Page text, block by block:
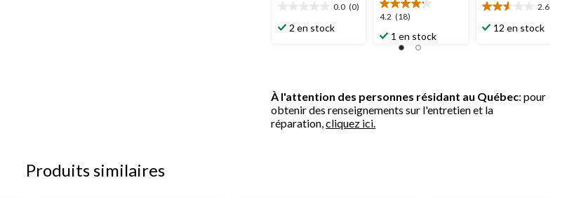
0.0 (0)
étoile(s)
2 en stock
4.2 (18)
4.2
étoile(s)
sur
1 en stock
2.6
2.6
étoile(s)
12 en stock
À l'attention des personnes résidant au Québec: pour
obtenir des renseignements sur l'entretien et la
réparation,cliquez ici.
Produits similaires